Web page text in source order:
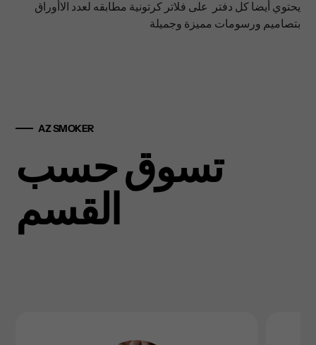
بتصاميم ورسومات مميزة وجميلة
AZ SMOKER
تسوق حسب
القسم